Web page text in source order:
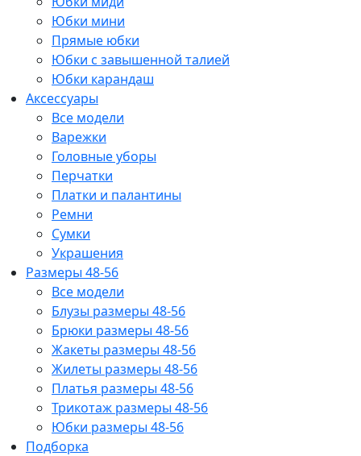
Юбки мини
Прямые юбки
Юбки с завышенной талией
Юбки карандаш
Аксессуары
Все модели
Варежки
Головные уборы
Перчатки
Платки и палантины
Ремни
Сумки
Украшения
Размеры 48-56
Все модели
Блузы размеры 48-56
Брюки размеры 48-56
Жакеты размеры 48-56
Жилеты размеры 48-56
Платья размеры 48-56
Трикотаж размеры 48-56
Юбки размеры 48-56
Подборка